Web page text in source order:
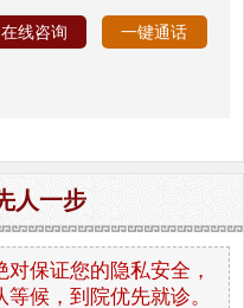
在线咨询 一键通话
人一步
保证您的隐私安全，
候，到院优先就诊。